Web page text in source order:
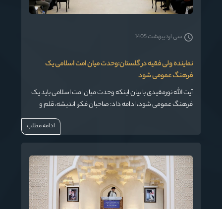
نماینده ولی فقیه در گلستان:وحدت میان امت اسلامی یک
فرهنگ عمومی شود
آیت الله نورمفیدی با بیان اینکه وحدت میان امت اسلامی باید یک
فرهنگ عمومی شود، ادامه داد: صاحبان فکر، اندیشه، قلم و
تریبون باید برای فرهنگسازی در حوزه وحدت میان امت اسلامی
سی اردیبهشت 1405
ادامه مطلب